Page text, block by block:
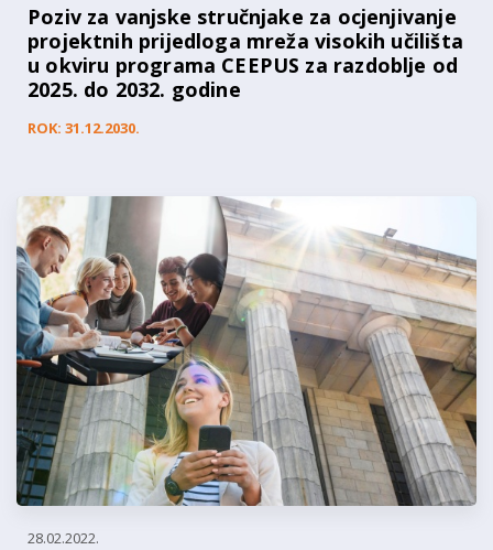
Poziv za vanjske stručnjake za ocjenjivanje
projektnih prijedloga mreža visokih učilišta
u okviru programa CEEPUS za razdoblje od
2025. do 2032. godine
ROK: 31.12.2030.
28.02.2022.